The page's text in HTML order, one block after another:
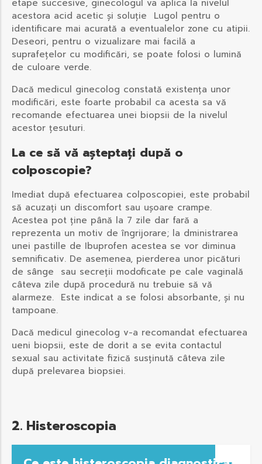
etape succesive, ginecologul va aplica la nivelul
acestora acid acetic și soluție Lugol pentru o
identificare mai acurată a eventualelor zone cu atipii.
Deseori, pentru o vizualizare mai facilă a
suprafețelor cu modificări, se poate folosi o lumină
de culoare verde.
Dacă medicul ginecolog constată existența unor
modificări, este foarte probabil ca acesta sa vă
recomande efectuarea unei biopsii de la nivelul
acestor țesuturi.
La ce să vă așteptați după o
colposcopie?
Imediat după efectuarea colposcopiei, este probabil
să acuzați un discomfort sau ușoare crampe.
Acestea pot ține până la 7 zile dar fară a
reprezenta un motiv de îngrijorare; la dministrarea
unei pastille de Ibuprofen acestea se vor diminua
semnificativ. De asemenea, pierderea unor picături
de sânge sau secreții modoficate pe cale vaginală
câteva zile după procedură nu trebuie să vă
alarmeze. Este indicat a se folosi absorbante, și nu
tampoane.
Dacă medicul ginecolog v-a recomandat efectuarea
ueni biopsii, este de dorit a se evita contactul
sexual sau activitate fizică susținută câteva zile
după prelevarea biopsiei.
2. Histeroscopia